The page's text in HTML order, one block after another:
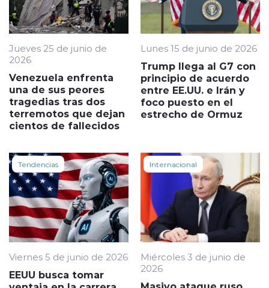
Jueves 25 de junio de
2026
Venezuela enfrenta
una de sus peores
tragedias tras dos
terremotos que dejan
cientos de fallecidos
Lunes 15 de junio de 2026
Trump llega al G7 con
principio de acuerdo
entre EE.UU. e Irán y
foco puesto en el
estrecho de Ormuz
Tendencias
Viernes 5 de junio de 2026
EEUU busca tomar
Internacional
Miércoles 3 de junio de
2026